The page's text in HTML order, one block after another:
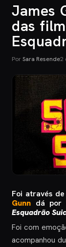
James
das
Por Sara Resende2
Foi através
Gunn dá por
Esquadrão
Foi com
acompanhou